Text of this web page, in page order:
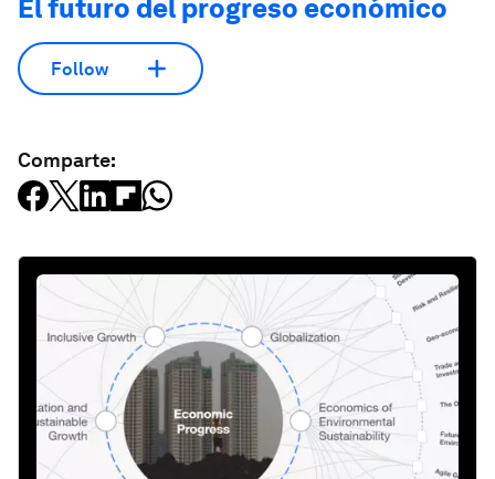
El futuro del progreso económico
Follow
Comparte: